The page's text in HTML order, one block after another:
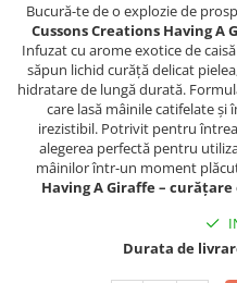
Gratare
Incubatoare
Lampi solare
Unelte
Hrana, Accesorii si Ingrijire
Accesorii
Bucură-te de o explozie de
Cussons Creations Having A
Infuzat cu arome exotice de
săpun lichid curăță delicat
hidratare de lungă durată.
care lasă mâinile catifelate
irezistibil. Potrivit pentru
alegerea perfectă pentru
mâinilor într-un moment
Having A Giraffe –
Durata de